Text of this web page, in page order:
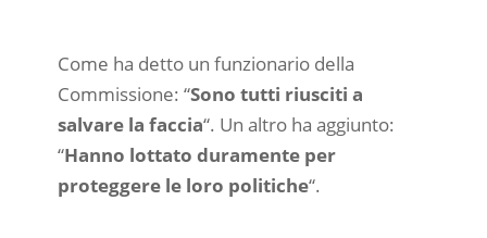
Come ha detto un funzionario della
Commissione: “Sono tutti riusciti a
salvare la faccia“. Un altro ha aggiunto:
“Hanno lottato duramente per
proteggere le loro politiche“.